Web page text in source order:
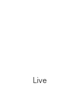
Live